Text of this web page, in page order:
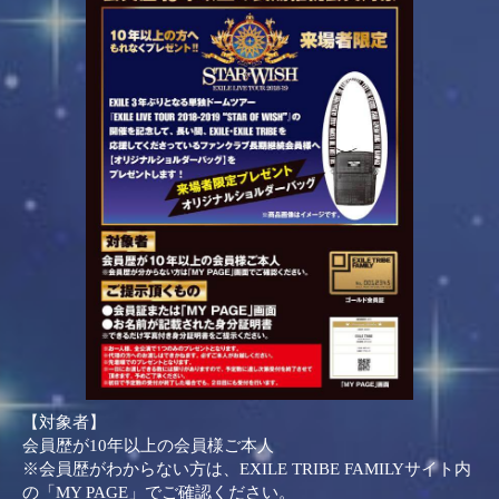
【対象者】
会員歴が10年以上の会員様ご本人
※会員歴がわからない方は、EXILE TRIBE FAMILYサイト内
の「MY PAGE」でご確認ください。